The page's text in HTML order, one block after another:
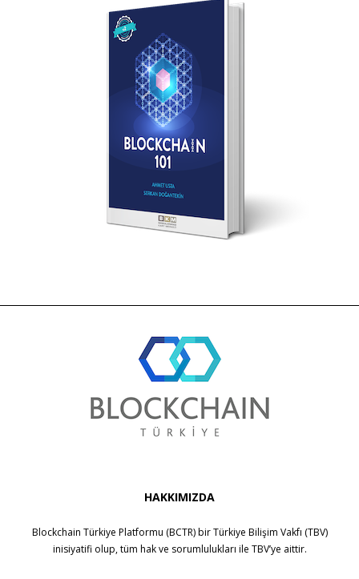
HAKKIMIZDA
Blockchain Türkiye Platformu (BCTR) birTürkiye Bilişim Vakfı (TBV)
inisiyatifi olup, tüm hak ve sorumlulukları ile TBV’ye aittir.